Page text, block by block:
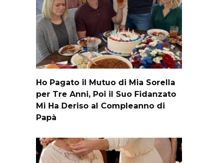
Ho Pagato il Mutuo di Mia Sorella
per Tre Anni, Poi il Suo Fidanzato
Mi Ha Deriso al Compleanno di
Papà